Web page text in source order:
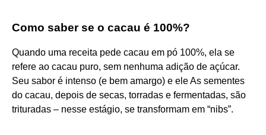
Como saber se o cacau é 100%?
Quando uma receita pede cacau em pó 100%, ela se
refere ao cacau puro, sem nenhuma adição de açúcar.
Seu sabor é intenso (e bem amargo) e ele As sementes
do cacau, depois de secas, torradas e fermentadas, são
trituradas – nesse estágio, se transformam em “nibs”.